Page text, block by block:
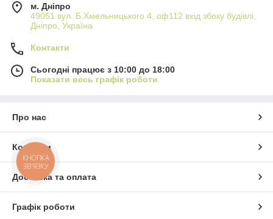
м. Дніпро
49051 вул. Б.Хмельницького 4, оф112 вхід збоку будівлі,
Дніпро, Україна
Контакти
Сьогодні працює з 10:00 до 18:00
Показати весь графік роботи
Про нас
Контакти
Доставка та оплата
Графік роботи
КНОПКА
ЗВ'ЯЗКУ